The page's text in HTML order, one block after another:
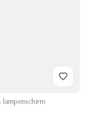
lampenschirm